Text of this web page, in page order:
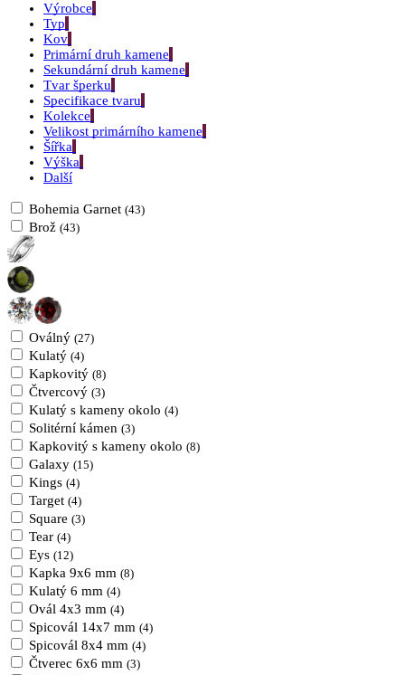
Výrobce
Typ
Kov
Primární druh kamene
Sekundární druh kamene
Tvar šperku
Specifikace tvaru
Kolekce
Velikost primárního kamene
Šířka
Výška
Další
Bohemia Garnet (43)
Brož (43)
Oválný (27)
Kulatý (4)
Kapkovitý (8)
Čtvercový (3)
Kulatý s kameny okolo (4)
Solitérní kámen (3)
Kapkovitý s kameny okolo (8)
Galaxy (15)
Kings (4)
Target (4)
Square (3)
Tear (4)
Eys (12)
Kapka 9x6 mm (8)
Kulatý 6 mm (4)
Ovál 4x3 mm (4)
Spicovál 14x7 mm (4)
Spicovál 8x4 mm (4)
Čtverec 6x6 mm (3)